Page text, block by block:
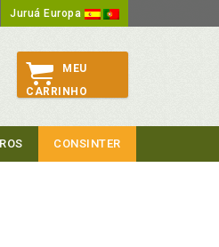
Juruá Europa
MEU
CARRINHO
CONSINTER